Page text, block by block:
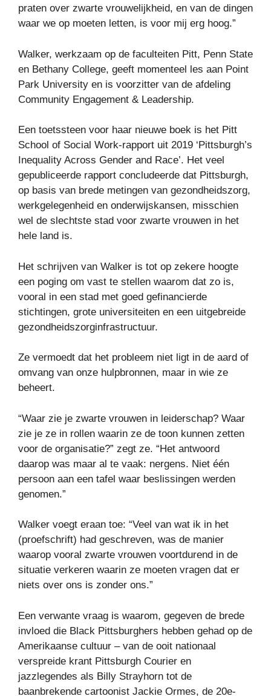
praten over zwarte vrouwelijkheid, en van de dingen
waar we op moeten letten, is voor mij erg hoog.”
Walker, werkzaam op de faculteiten Pitt, Penn State
en Bethany College, geeft momenteel les aan Point
Park University en is voorzitter van de afdeling
Community Engagement & Leadership.
Een toetssteen voor haar nieuwe boek is het Pitt
School of Social Work-rapport uit 2019 ‘Pittsburgh’s
Inequality Across Gender and Race’. Het veel
gepubliceerde rapport concludeerde dat Pittsburgh,
op basis van brede metingen van gezondheidszorg,
werkgelegenheid en onderwijskansen, misschien
wel de slechtste stad voor zwarte vrouwen in het
hele land is.
Het schrijven van Walker is tot op zekere hoogte
een poging om vast te stellen waarom dat zo is,
vooral in een stad met goed gefinancierde
stichtingen, grote universiteiten en een uitgebreide
gezondheidszorginfrastructuur.
Ze vermoedt dat het probleem niet ligt in de aard of
omvang van onze hulpbronnen, maar in wie ze
beheert.
“Waar zie je zwarte vrouwen in leiderschap? Waar
zie je ze in rollen waarin ze de toon kunnen zetten
voor de organisatie?” zegt ze. “Het antwoord
daarop was maar al te vaak: nergens. Niet één
persoon aan een tafel waar beslissingen werden
genomen.”
Walker voegt eraan toe: “Veel van wat ik in het
(proefschrift) had geschreven, was de manier
waarop vooral zwarte vrouwen voortdurend in de
situatie verkeren waarin ze moeten vragen dat er
niets over ons is zonder ons.”
Een verwante vraag is waarom, gegeven de brede
invloed die Black Pittsburghers hebben gehad op de
Amerikaanse cultuur – van de ooit nationaal
verspreide krant Pittsburgh Courier en
jazzlegendes als Billy Strayhorn tot de
baanbrekende cartoonist Jackie Ormes, de 20e-